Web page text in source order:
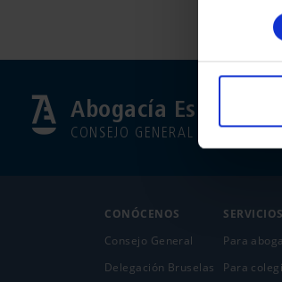
Abogacía Española
CONSEJO GENERAL
CONÓCENOS
Consejo General
Delegación Bruselas
SERVICIOS
Para
Para